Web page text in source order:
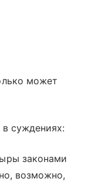
может
суждениях:
законами
возможно,